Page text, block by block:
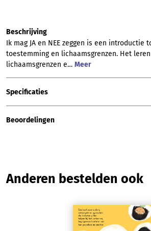
Beschrijving
Ik mag JA en NEE zeggen is een introductie
toestemming en lichaamsgrenzen. Het
lichaamsgrenzen e… Meer
Specificaties
Beoordelingen
Productgalerij overslaan
Anderen bestelden ook